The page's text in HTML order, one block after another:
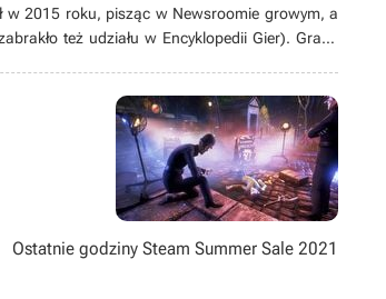
w 2015 roku, pisząc w Newsroomie growym, a
też udziału w Encyklopedii Gier). Grami
wszystkim, co dotyczy gier jako takich. Potrafi
czasy Game Boya łupanego (jeśli nie
Ostatnie godziny Steam Summer Sale 2021